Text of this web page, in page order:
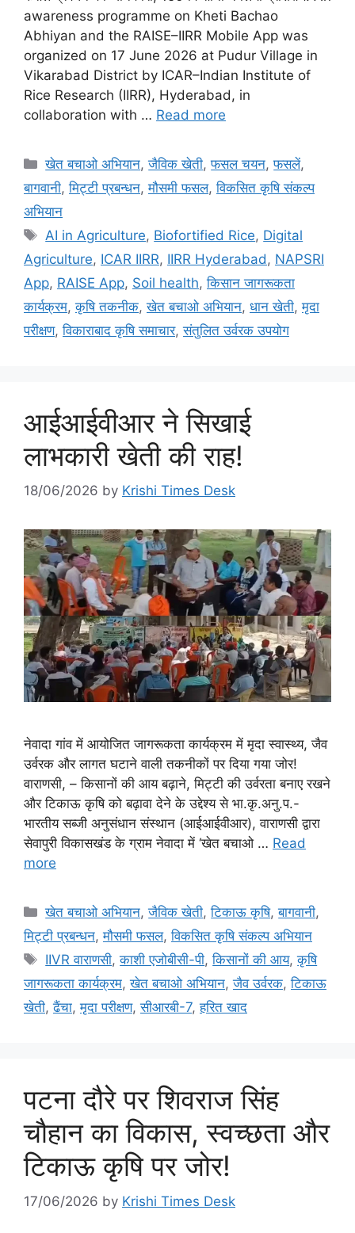
awareness programme on Kheti Bachao
Abhiyan and the RAISE–IIRR Mobile App was
organized on 17 June 2026 at Pudur Village in
Vikarabad District by ICAR–Indian Institute of
Rice Research (IIRR), Hyderabad, in
collaboration with … Read more
खेत बचाओ अभियान,जैविक खेती,फसल चयन,फसलें,
बागवानी,मि‌ट्टी प्रबन्धन,मौसमी फसल,विकसित कृषि संकल्प
अभियान
AI in Agriculture, Biofortified Rice, Digital
Agriculture, ICAR IIRR, IIRR Hyderabad , NAPSRI
App, RAISE App, Soil health,किसान जागरूकता
कार्यक्रम,कृषि तकनीक,खेत बचाओ अभियान, धान खेती,मृदा
परीक्षण,विकाराबाद कृषि समाचार,संतुलित उर्वरक उपयोग
आईआईवीआर ने सिखाई
लाभकारी खेती की राह!
18/06/2026 by Krishi Times Desk
नेवादा गांव में आयोजित जागरूकता कार्यक्रम में मृदा स्वास्थ्य, जैव
उर्वरक और लागत घटाने वाली तकनीकों पर दिया गया जोर!
वाराणसी, – किसानों की आय बढ़ाने, मिट्टी की उर्वरता बनाए रखने
और टिकाऊ कृषि को बढ़ावा देने के उद्देश्य से भा.कृ.अनु.प.-
भारतीय सब्जी अनुसंधान संस्थान (आईआईवीआर), वाराणसी द्वारा
सेवापुरी विकासखंड के ग्राम नेवादा में ‘खेत बचाओ … Read
more
खेत बचाओ अभियान,जैविक खेती,टिकाऊ कृषि,बागवानी,
मि‌ट्टी प्रबन्धन,मौसमी फसल,विकसित कृषि संकल्प अभियान
IIVR वाराणसी,काशी एजोबीसी-पी,किसानों की आय,कृषि
जागरूकता कार्यक्रम,खेत बचाओ अभियान,जैव उर्वरक,टिकाऊ
खेती,ढैंचा,मृदा परीक्षण,सीआरबी-7,हरित खाद
पटना दौरे पर शिवराज सिंह
चौहान का विकास, स्वच्छता और
टिकाऊ कृषि पर जोर!
17/06/2026 by Krishi Times Desk